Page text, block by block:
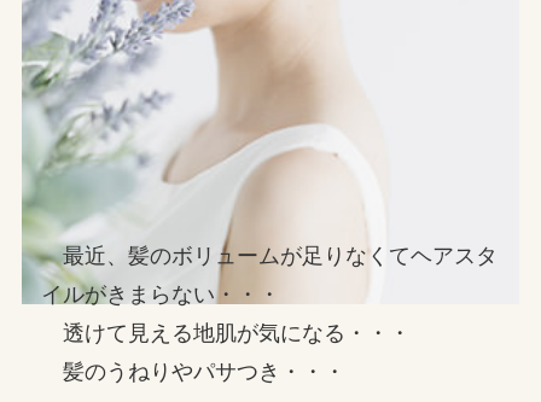
最近、髪のボリュームが足りなくてヘアスタ
イルがきまらない・・・
透けて見える地肌が気になる・・・
髪のうねりやパサつき・・・